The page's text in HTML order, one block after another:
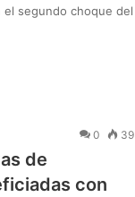
segundo choque del
0 39
de
con